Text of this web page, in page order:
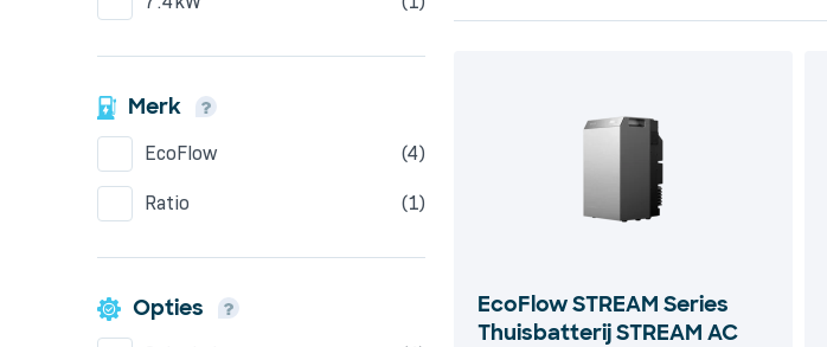
Merk
EcoFlow (4)
Ratio (1)
Opties
EcoFlow STREAM Series
Thuisbatterij STREAM AC